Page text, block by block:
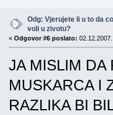
Odg: Vjerujete li u to da
voli u zivotu?
« Odgovor #6 poslato:
JA MISLIM DA
MUSKARCA I
RAZLIKA BI